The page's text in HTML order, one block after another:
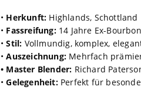
• Herkunft: Highlands, Schottland
• Fassreifung:14 Jahre Ex-
•Stil: Vollmundig, komplex,
•Auszeichnung: Mehrfach
• Master Blender: Richard
•Gelegenheit:Perfekt für